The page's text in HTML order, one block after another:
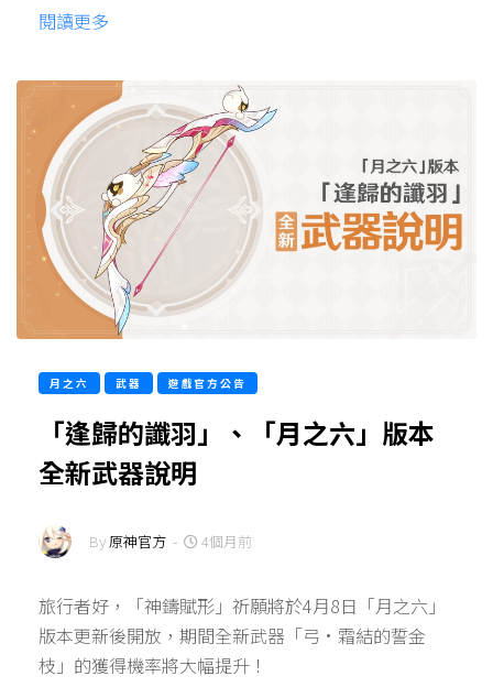
閱讀更多
月之六 武器 遊戲官方公告
「逢歸的讖羽」、「月之六」版本
全新武器說明
By原神官方 - 4個月前
旅行者好，「神鑄賦形」祈願將於4月8日「月之六」
版本更新後開放，期間全新武器「弓·霜結的誓金
枝」的獲得機率將大幅提升！